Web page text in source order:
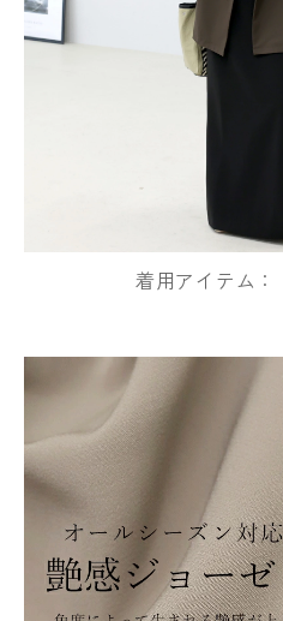
着用アイテム：